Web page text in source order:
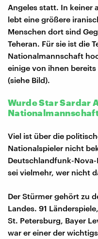
Angeles statt. In keiner
lebt eine größere
Menschen dort sind
Teheran. Für sie ist die
Nationalmannschaft
einige von ihnen
(siehe Bild).
Wurde Star Sardar
Viel ist über die
Nationalspieler nicht
Deutschlandfunk-
sei vielmehr, wer nicht
Der Stürmer gehört zu
Landes. 91
St. Petersburg, Bayer
war er einer der